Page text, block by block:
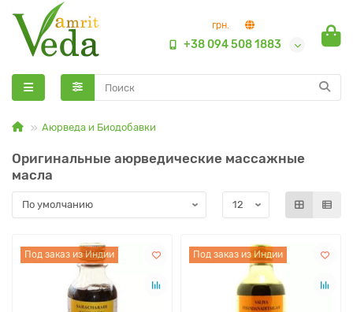
грн.
+38 094 508 1883
Аюрведа и Биодобавки
Оригинальные аюрведические массажные
масла
Под заказ из Индии Под заказ из Индии